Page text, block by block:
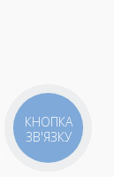
КНОПКА
ЗВ'ЯЗКУ